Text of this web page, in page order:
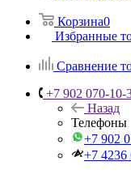
Корзина0
Избранные
Сравнение
+7 902 070-10-
Назад
Телефоны
+7 902
+7 4236